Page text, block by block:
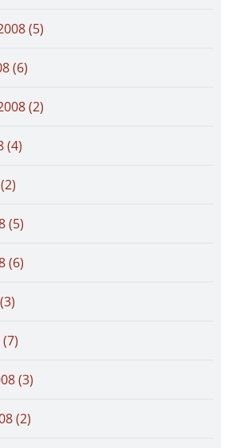
(5)
(6)
(2)
(4)
(5)
(6)
(3)
(2)